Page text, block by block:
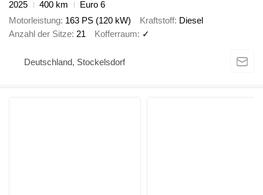
2025 400 km
Euro 6
Motorleistung 163 PS (120 kW) Kraftstoff Diesel
Anzahl der Sitze 21 Kofferraum ✓
Deutschland, Stockelsdorf